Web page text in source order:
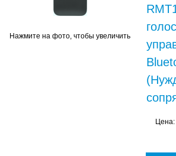
Нажмите на фото, чтобы увеличить
Цена: